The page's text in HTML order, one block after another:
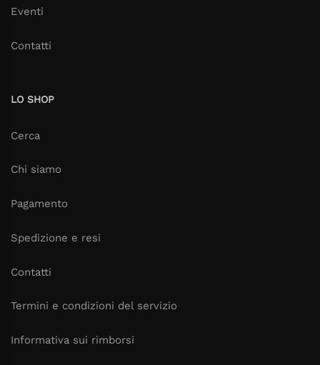
Eventi
Contatti
LO SHOP
Cerca
Chi siamo
Pagamento
Spedizione e resi
Contatti
Termini e condizioni del servizio
Informativa sui rimborsi